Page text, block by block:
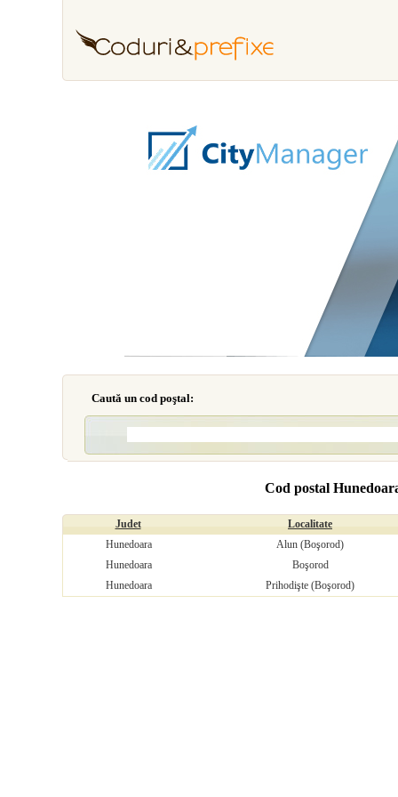
Caută un cod poştal:
Cod postal
Judet
Localitate
Hunedoara
Alun (Boşorod)
Hunedoara
Boşorod
Hunedoara
Prihodişte (Boşorod)